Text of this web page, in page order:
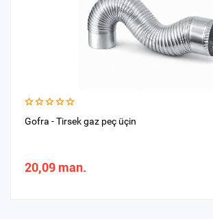
Gofra - Tirsek gaz peç üçin
20,09 man.